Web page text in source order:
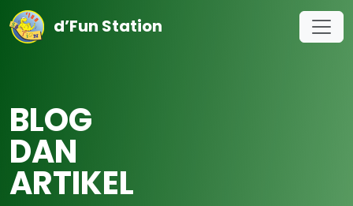
d’Fun Station
BLOG
DAN
ARTIKEL